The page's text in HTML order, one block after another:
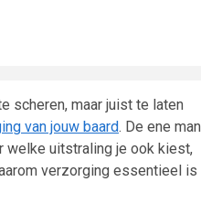
scheren, maar juist te laten
van jouw baard. De ene man
welke uitstraling je ook kiest,
verzorging essentieel is